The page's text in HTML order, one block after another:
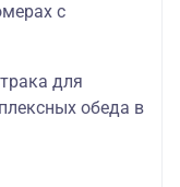
с
для
обеда в